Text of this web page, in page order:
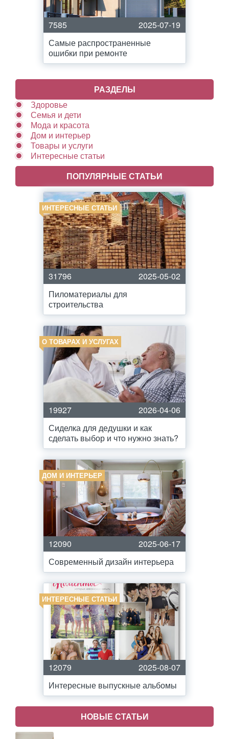
7585
2025-07-19
Самые распространенные
ошибки при ремонте
РАЗДЕЛЫ
Здоровье
Семья и дети
Мода и красота
Дом и интерьер
Товары и услуги
Интересные статьи
ПОПУЛЯРНЫЕ СТАТЬИ
ИНТЕРЕСНЫЕ СТАТЬИ
31796
2025-05-02
Пиломатериалы для
строительства
О ТОВАРАХ И УСЛУГАХ
19927
2026-04-06
Сиделка для дедушки и как
сделать выбор и что нужно знать?
ДОМ И ИНТЕРЬЕР
12090
2025-06-17
Современный дизайн интерьера
ИНТЕРЕСНЫЕ СТАТЬИ
12079
2025-08-07
Интересные выпускные альбомы
НОВЫЕ СТАТЬИ